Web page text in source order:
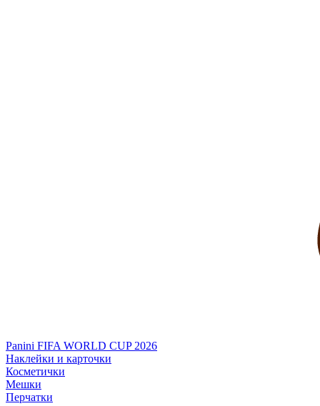
Panini FIFA WORLD CUP 2026
Наклейки и карточки
Косметички
Мешки
Перчатки